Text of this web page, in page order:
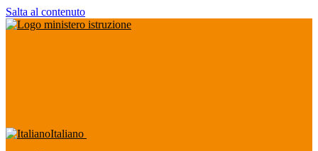
Salta al contenuto
Italiano